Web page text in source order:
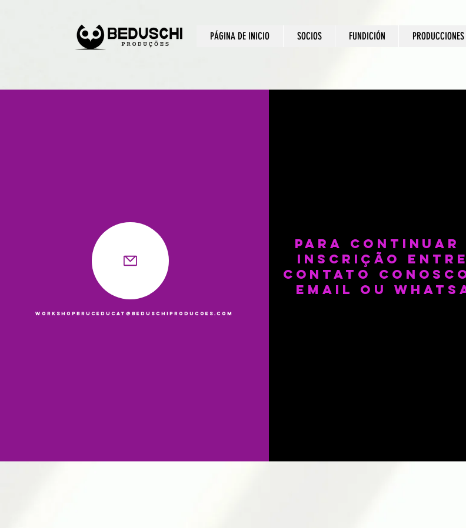
PÁGINA DE INICIO SOCIOS FUNDICIÓN PRODUCCIONES
workshopbruceducat@beduschiproducoes.com
PARA CONTINUAR
INSCRIÇÃO
CONTATO
email ou